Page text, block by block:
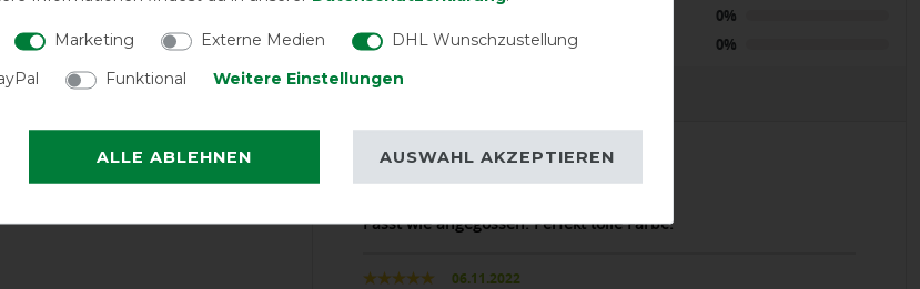
0%
Negative
0%
LATEST REVIEWS
Passt wie angegossen. Perfekt tolle Farbe.
06.11.2022
Marketing Externe Medien
DHL Wunschzustellung
Funktional Weitere Einstellungen
ALLE ABLEHNEN AUSWAHL AKZEPTIEREN